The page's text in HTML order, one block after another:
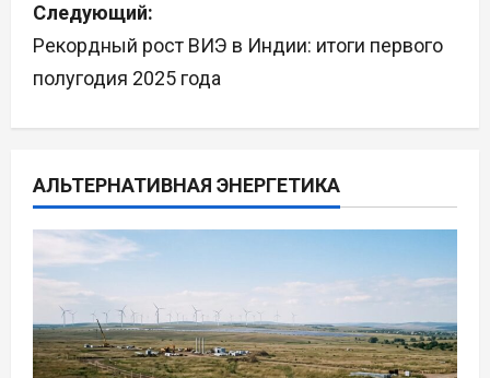
и
г
и
я
о
Следующий:
Рекордный рост ВИЭ в Индии: итоги первого
полугодия 2025 года
АЛЬТЕРНАТИВНАЯ ЭНЕРГЕТИКА